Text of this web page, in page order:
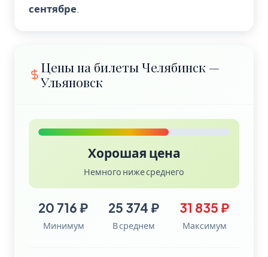
сентябре.
Цены на билеты Челябинск —
Ульяновск
Хорошая цена
Немного ниже среднего
20 716 ₽
Минимум
25 374 ₽
В среднем
31 835 ₽
Максимум